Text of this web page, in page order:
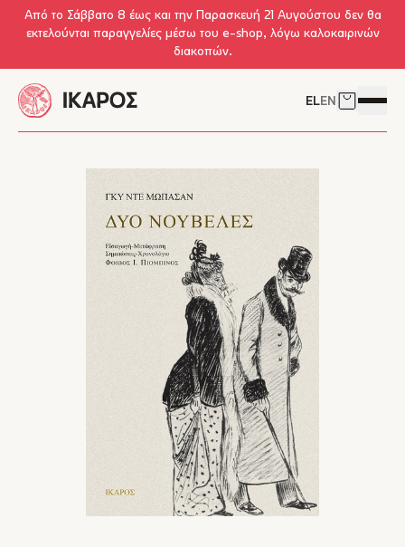
Skip to main content
Από το Σάββατο 8 έως και την Παρασκευή 21 Αυγούστου δεν θα
εκτελούνται παραγγελίες μέσω του e-shop, λόγω καλοκαιρινών
διακοπών.
ELEN Δείτε το